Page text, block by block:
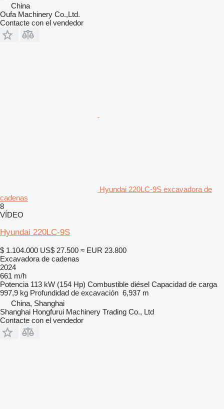
China
Oufa Machinery Co.,Ltd.
Contacte con el vendedor
Hyundai 220LC-9S excavadora de
cadenas
8
VÍDEO
Hyundai 220LC-9S
$ 1.104.000 US$ 27.500 ≈ EUR 23.800
Excavadora de cadenas
2024
661 m/h
Potencia 113 kW (154 Hp) Combustible diésel Capacidad de carga
997,9 kg Profundidad de excavación 6,937 m
China, Shanghai
Shanghai Hongfurui Machinery Trading Co., Ltd
Contacte con el vendedor